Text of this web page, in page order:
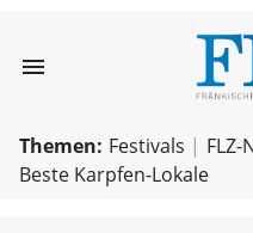
menu
Themen: Festivals
Beste Karpfen-Lokale